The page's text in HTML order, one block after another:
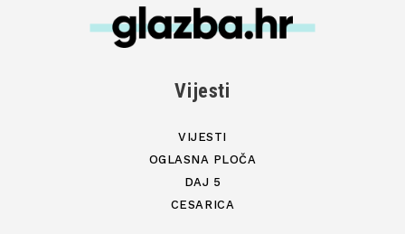
Vijesti
VIJESTI
OGLASNA PLOČA
DAJ 5
CESARICA